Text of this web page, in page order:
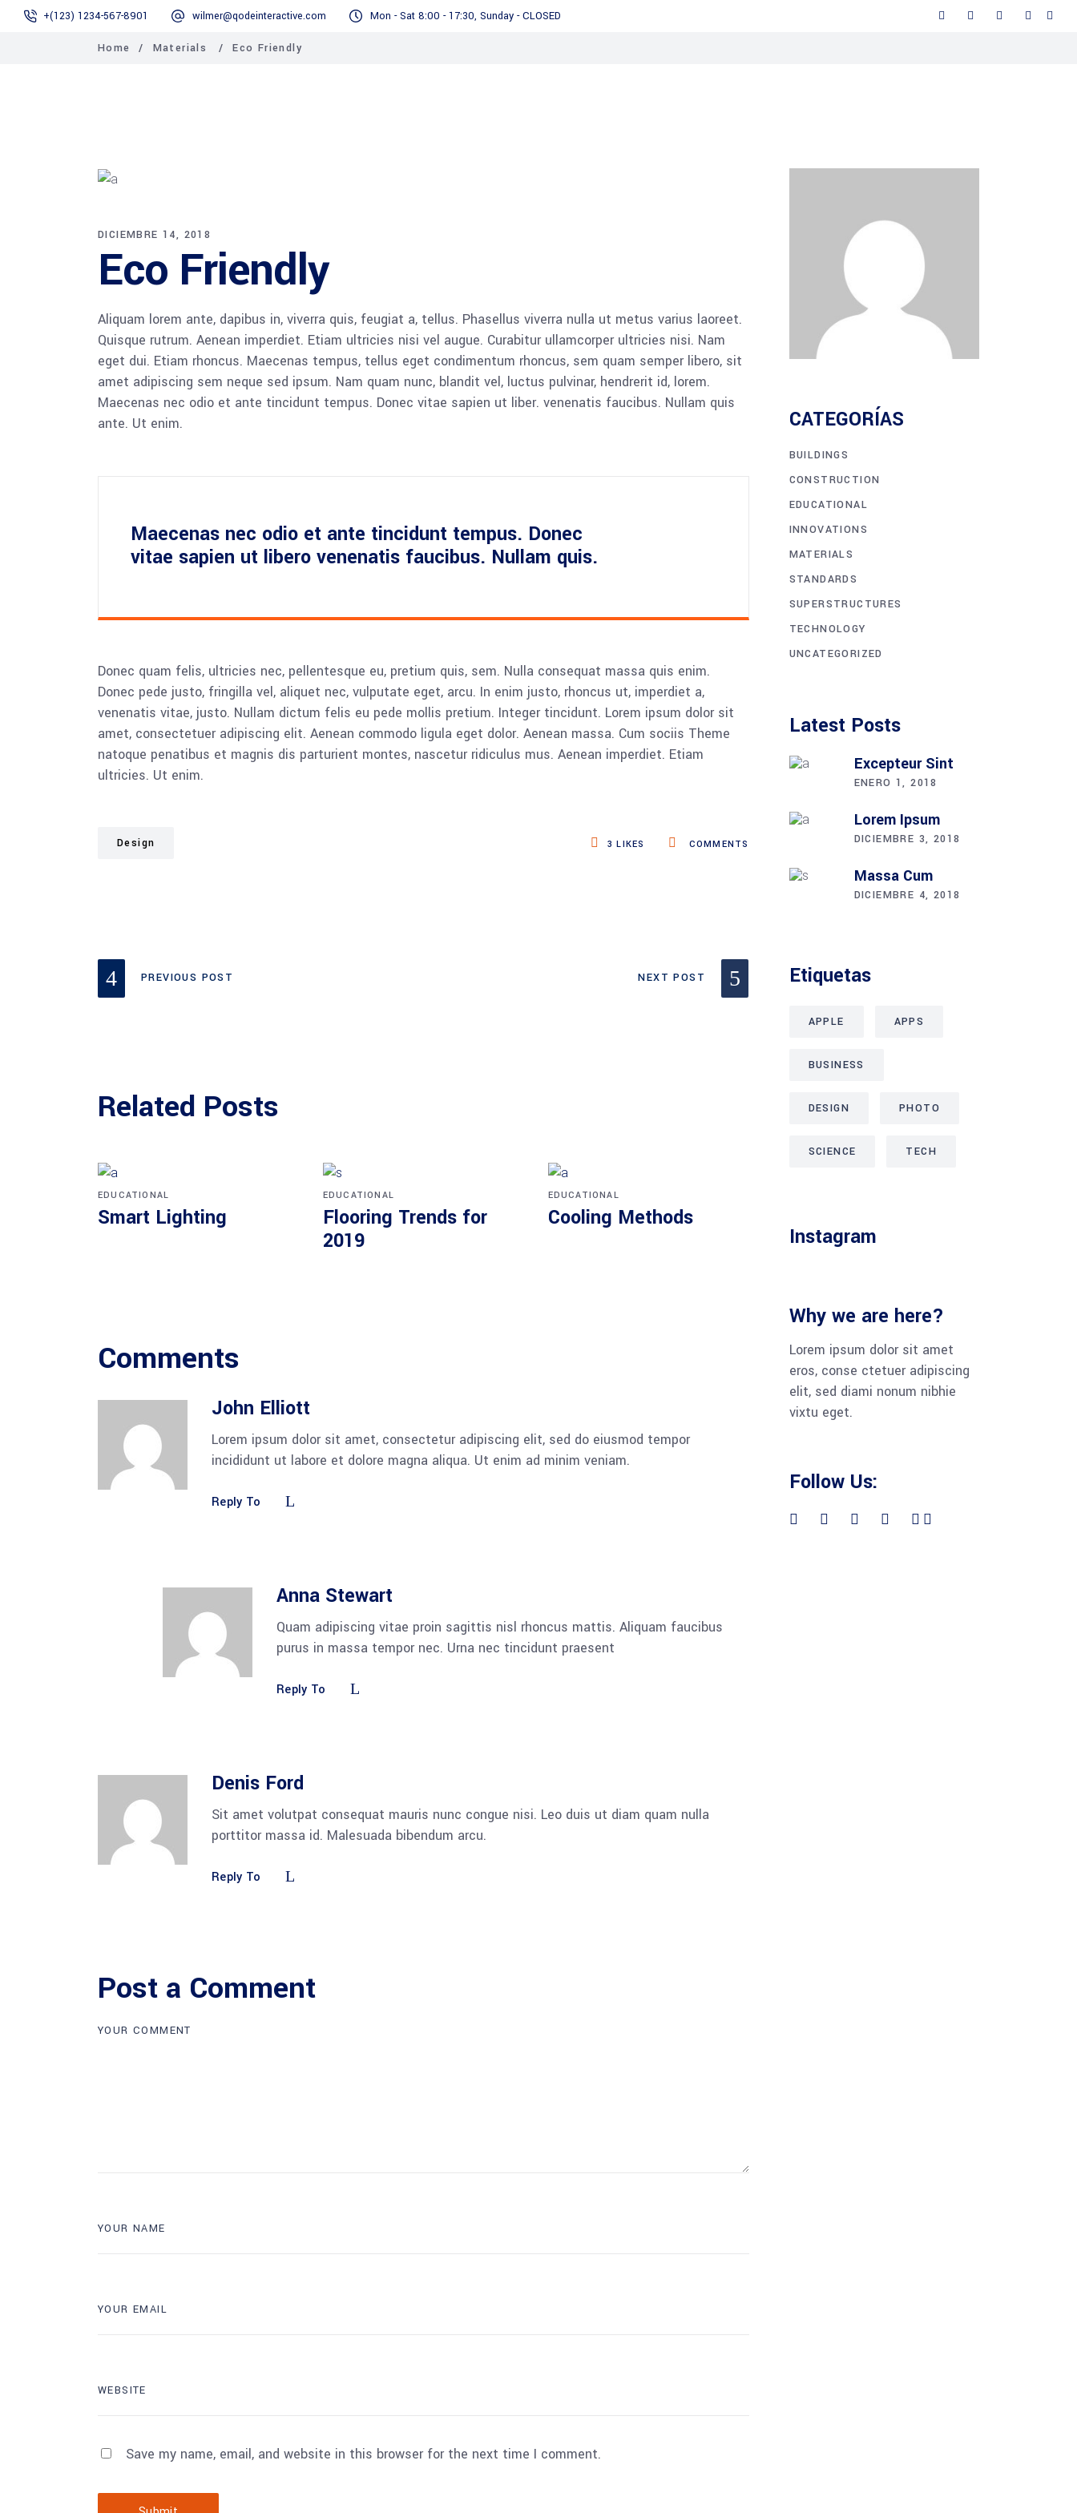
+(123) 1234-567-8901 wilmer@qodeinteractive.com Mon - Sat 8:00 - 17:30, Sunday - CLOSED
Home / Materials /Eco Friendly
DICIEMBRE 14, 2018
Eco Friendly
Aliquam lorem ante, dapibus in, viverra quis, feugiat a, tellus. Phasellus viverra nulla ut metus varius laoreet.
Quisque rutrum. Aenean imperdiet. Etiam ultricies nisi vel augue. Curabitur ullamcorper ultricies nisi. Nam
eget dui. Etiam rhoncus. Maecenas tempus, tellus eget condimentum rhoncus, sem quam semper libero, sit
amet adipiscing sem neque sed ipsum. Nam quam nunc, blandit vel, luctus pulvinar, hendrerit id, lorem.
Maecenas nec odio et ante tincidunt tempus. Donec vitae sapien ut liber. venenatis faucibus. Nullam quis
ante. Ut enim.
Maecenas nec odio et ante tincidunt tempus. Donec
vitae sapien ut libero venenatis faucibus. Nullam quis.
Donec quam felis, ultricies nec, pellentesque eu, pretium quis, sem. Nulla consequat massa quis enim.
Donec pede justo, fringilla vel, aliquet nec, vulputate eget, arcu. In enim justo, rhoncus ut, imperdiet a,
venenatis vitae, justo. Nullam dictum felis eu pede mollis pretium. Integer tincidunt. Lorem ipsum dolor sit
amet, consectetuer adipiscing elit. Aenean commodo ligula eget dolor. Aenean massa. Cum sociis Theme
natoque penatibus et magnis dis parturient montes, nascetur ridiculus mus. Aenean imperdiet. Etiam
ultricies. Ut enim.
Design COMMENTS
3 LIKES
PREVIOUS POST NEXT POST
Related Posts
EDUCATIONAL
Smart Lighting
EDUCATIONAL
Flooring Trends for
2019
EDUCATIONAL
Cooling Methods
Comments
John Elliott
Lorem ipsum dolor sit amet, consectetur adipiscing elit, sed do eiusmod tempor
incididunt ut labore et dolore magna aliqua. Ut enim ad minim veniam.
Reply To
Anna Stewart
Quam adipiscing vitae proin sagittis nisl rhoncus mattis. Aliquam faucibus
purus in massa tempor nec. Urna nec tincidunt praesent
Reply To
Denis Ford
Sit amet volutpat consequat mauris nunc congue nisi. Leo duis ut diam quam nulla
porttitor massa id. Malesuada bibendum arcu.
Reply To
Post a Comment
Save my name, email, and website in this browser for the next time I comment.
CATEGORÍAS
BUILDINGS
CONSTRUCTION
EDUCATIONAL
INNOVATIONS
MATERIALS
STANDARDS
SUPERSTRUCTURES
TECHNOLOGY
UNCATEGORIZED
Latest Posts
Excepteur Sint
ENERO 1, 2018
Lorem Ipsum
DICIEMBRE 3, 2018
Massa Cum
DICIEMBRE 4, 2018
Etiquetas
APPLE APPS
BUSINESS
DESIGN PHOTO
SCIENCE TECH
Instagram
Why we are here?
Lorem ipsum dolor sit amet
eros, conse ctetuer adipiscing
elit, sed diami nonum nibhie
vixtu eget.
Follow Us: